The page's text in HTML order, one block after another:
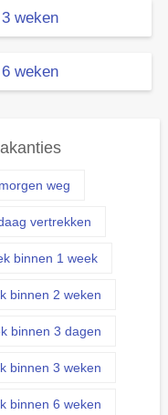
weken
weken
weg
vertrekken
binnen 1 week
binnen 2 weken
binnen 3 dagen
binnen 3 weken
binnen 6 weken